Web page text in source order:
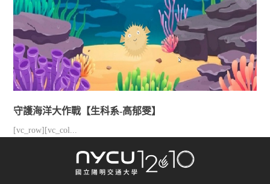
守護海洋大作戰【生科系-高郁雯】
[vc_row][vc_col...